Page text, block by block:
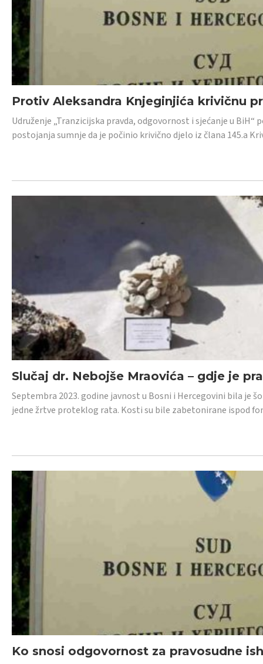
Protiv Aleksandra Knjeginjića krivičnu
Udruženje „Tranzicijska pravda, odgovornost i sjećanje u
postojanja sumnje da je počinio krivično djelo iz člana 145.a
Slučaj dr. Nebojše Mraovića – gdje je
Septembra 2023. godine javnost u Bosni i Hercegovini bila je
jedne žrtve proteklog rata. Kosti su bile zabetonirane ispod
Ko snosi odgovornost za pravosudne